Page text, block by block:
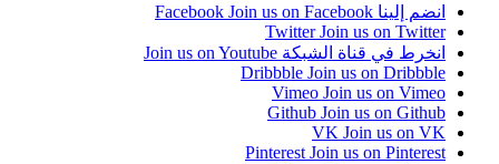
انضم إلينا Facebook Join us on Facebook
Twitter Join us on Twitter
انخرط في قناة الشبكة Join us on Youtube
Dribbble Join us on Dribbble
Vimeo Join us on Vimeo
Github Join us on Github
VK Join us on VK
Pinterest Join us on Pinterest